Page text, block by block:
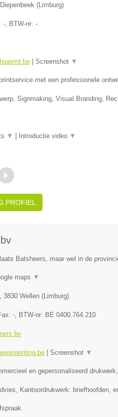
Diepenbeek(Limburg)
-, BTW-nr: -
| Screenshot ▼
met een professionele
Signmaking, Visual Branding,
▼ Introductie video ▼
PROFIEL
Batsheers, maar wel in de
maps ▼
3830 Wellen(Limburg)
-, BTW-nr: BE 0400.764.210
bv
| Screenshot ▼
en gepersonaliseerd
Kantoordrukwerk: briefhoofden,